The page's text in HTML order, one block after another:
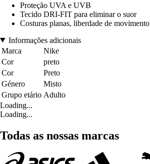
Proteção UVA e UVB
Tecido DRI-FIT para eliminar o suor
Costuras planas, liberdade de movimento
Informações adicionais
Marca
Nike
Cor
preto
Cor
Preto
Género
Misto
Grupo etário Adulto
Loading...
Loading...
Todas as nossas marcas